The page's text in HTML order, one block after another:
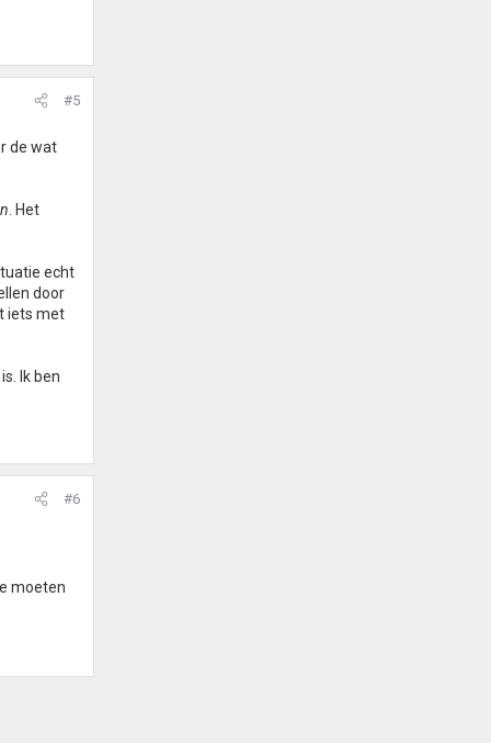
#5
de wat
. Het
echt
door
iets met
Ik ben
#6
moeten